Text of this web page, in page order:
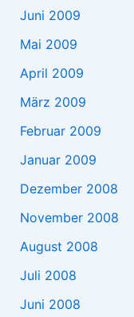
Juni 2009
Mai 2009
April 2009
März 2009
Februar 2009
Januar 2009
Dezember 2008
November 2008
August 2008
Juli 2008
Juni 2008